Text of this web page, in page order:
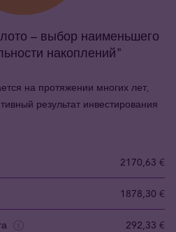
– выбор наименьшего
накоплений"
на протяжении многих лет,
результат инвестирования
2170,63 €
1878,30 €
292,33 €